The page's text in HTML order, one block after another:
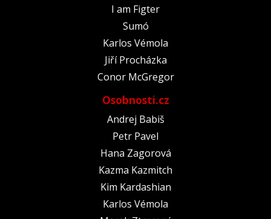
I am Figter
Sumó
Karlos Vémola
Jiří Procházka
Conor McGregor
Osobnosti.cz
Andrej Babiš
Petr Pavel
Hana Zagorová
Kazma Kazmitch
Kim Kardashian
Karlos Vémola